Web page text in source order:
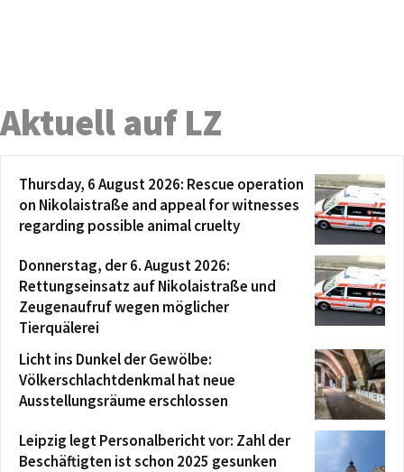
Aktuell auf LZ
Thursday, 6 August 2026: Rescue operation
on Nikolaistraße and appeal for witnesses
regarding possible animal cruelty
Donnerstag, der 6. August 2026:
Rettungseinsatz auf Nikolaistraße und
Zeugenaufruf wegen möglicher
Tierquälerei
Licht ins Dunkel der Gewölbe:
Völkerschlachtdenkmal hat neue
Ausstellungsräume erschlossen
Leipzig legt Personalbericht vor: Zahl der
Beschäftigten ist schon 2025 gesunken